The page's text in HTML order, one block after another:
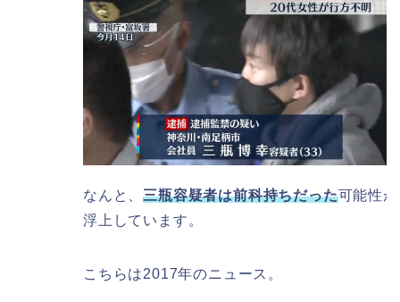
なんと、三瓶容疑者は前科持ちだった可能性が
浮上しています。
こちらは2017年のニュース。